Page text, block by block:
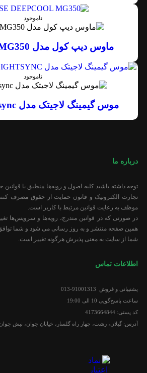
ناموجود
ماوس دیپ کول مدل DeepCool MG350
ناموجود
موس گیمینگ لاجیتک مدل G102 Lightsync
درباره ما
توجه داشته باشید کلیه اصول و رویه‏‌ها منطبق با قوانین
تجارت الکترونیک و قانون حمایت از حقوق مصرف
موظف به رعایت قوانین مرتبط با کاربر است.
در صورتی که در قوانین مندرج، رویه‏‌ها و سرویس‏‌ها
همین صفحه منتشر و به روز رسانی می شود و شما
شما از سایت به معنی پذیرش هرگونه تغییر است.
اطلاعات تماس
پشتیبانی و فروش 91001313-013
ساعت پاسخ‌گویی 10 الی 19:00
کد پستی: 4173664844
آدرس: گیلان، رشت، چهار راه گلسار، خیابان جوان، نبش